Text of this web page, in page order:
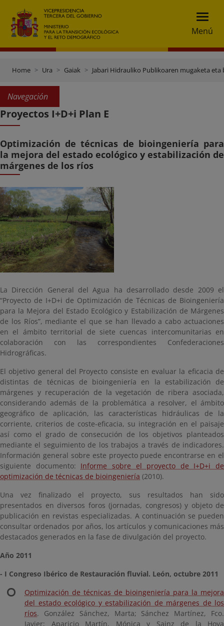
Menú
Home Ura Gaiak Jabari Hidrauliko Publikoaren mugaketa eta
Navegación
Proyectos I+D+i Plan E
Optimización de técnicas de bioingeniería para
la mejora del estado ecológico y estabilización de
márgenes de los ríos
La Dirección General del Agua ha desarrollado desde 2009 el
“Proyecto de I+D+i de Optimización de Técnicas de Bioingeniería
para la Mejora del Estado Ecológico y Estabilización de Márgenes
de los Ríos”, mediante el que se han llevado a cabo actuaciones
en el ámbito territorial de siete cuencas intercomunitarias en
colaboración con las correspondientes Confederaciones
Hidrográficas.
El objetivo general del Proyecto consiste en evaluar la eficacia de
distintas de técnicas de bioingeniería en la estabilización de
márgenes y recuperación de la vegetación de ribera asociada,
considerando además de la problemática a resolver, el ámbito
geográfico de aplicación, las características hidráulicas de la
corriente, criterios de coste-eficacia, su integración en el paisaje
así como el grado de consecución de los objetivos planteados
mediante el seguimiento de los trabajos a través de indicadores.
Información general sobre este proyecto puede encontrarse en el
siguiente documento: Informe sobre el proyecto de I+D+i de
optimización de técnicas de bioingeniería (2010).
Una vez finalizado el proyecto, sus resultados han sido
presentados en diversos foros (jornadas, congresos) y objeto de
publicación en revistas especializadas. A continuación se pueden
consultar ordenados por años, los artículos y comunicaciones más
destacados generados en la fase de divulgación del proyecto.
Año 2011
- I Congreso Ibérico de Restauración fluvial. León, octubre 2011
Optimización de técnicas de bioingeniería para la mejora
del estado ecológico y estabilización de márgenes de los
ríos. González Sánchez, Marta; Sánchez Martínez, Fco.
Javier; Aparicio Martín, Mónica y Sainz de la Hoya